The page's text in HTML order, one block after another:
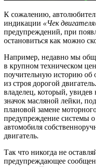
К сожалению,
индикации «Чек
предупреждений, при
остановиться как можно
Например, недавно мы
в крупном техническом
поучительную историю об
из строя дорогой
владелец, который,
значок масляной лейки,
плановой замене
предупреждение системы
автомобиля
двигатель.
Так что никогда не
предупреждающее